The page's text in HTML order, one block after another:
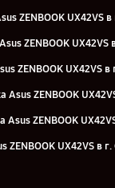
ZENBOOK UX42VS
ZENBOOK UX42VS
ZENBOOK UX42VS в
Asus ZENBOOK
Asus ZENBOOK
ZENBOOK UX42VS в